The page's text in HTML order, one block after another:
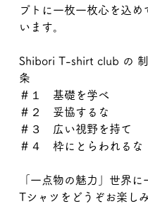
プトに一枚一枚心を込め
います。
Shibori T-shirt club の 制
条
＃１ 基礎を学べ
＃２ 妥協するな
＃３ 広い視野を持て
＃４ 枠にとらわれるな
「一点物の魅力」世界に
Tシャツをどうぞお楽し